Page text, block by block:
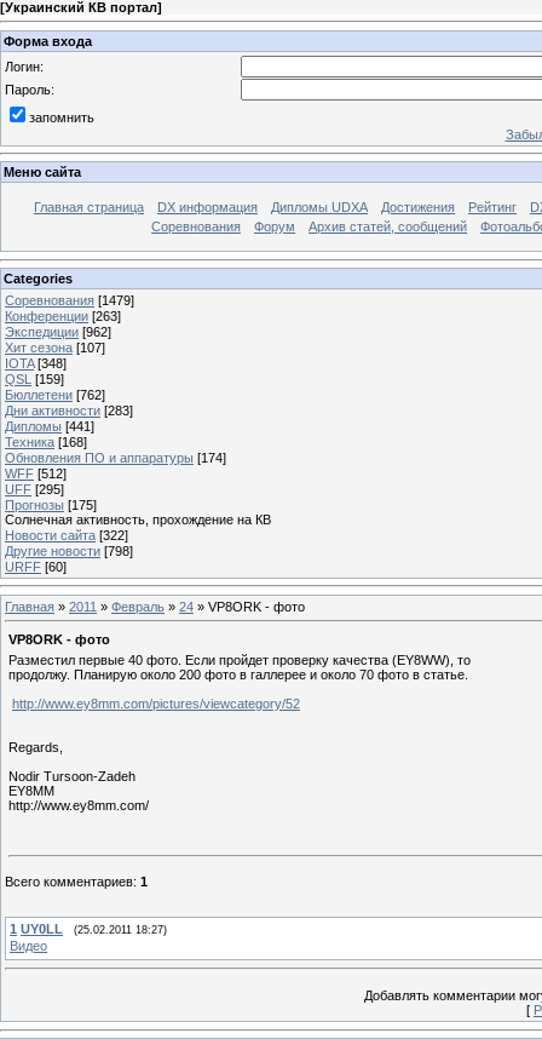
[Украинский КВ портал]
Форма входа
Логин:
Пароль:
запомнить
Меню сайта
Главная страница DX информация Дипломы UDXA Достижения Рейтинг
Соревнования
Форум Архив статей, сообщений
Categories
Соревнования [1479]
Конференции [263]
Экспедиции [962]
Хит сезона [107]
IOTA [348]
QSL [159]
Бюллетени [762]
Дни активности [283]
Дипломы [441]
Техника [168]
Обновления ПО и аппаратуры [174]
WFF [512]
UFF [295]
Прогнозы [175]
Солнечная активность, прохождение на КВ
Новости сайта [322]
Другие новости [798]
URFF [60]
Главная » 2011 » Февраль » 24 » VP8ORK - фото
VP8ORK - фото
Разместил первые 40 фото. Если пройдет проверку качества (EY8WW), то
продолжу. Планирую около 200 фото в галлерее и около 70 фото в статье.
http://www.ey8mm.com/pictures/viewcategory/52
Regards,
Nodir Tursoon-Zadeh
EY8MM
http://www.ey8mm.com/
Всего комментариев: 1
1 UY0LL (25.02.2011 18:27)
Видео
Добавлять комментарии
[